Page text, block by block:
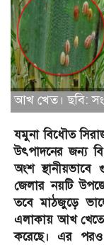
আখ খেত। ছবি:
যমুনা বিধৌত
উৎপাদনের জন্য
অংশ
জেলার নয়টি
তবে মাঠজুড়ে
এলাকায় আখ খেতে
করেছে। এর